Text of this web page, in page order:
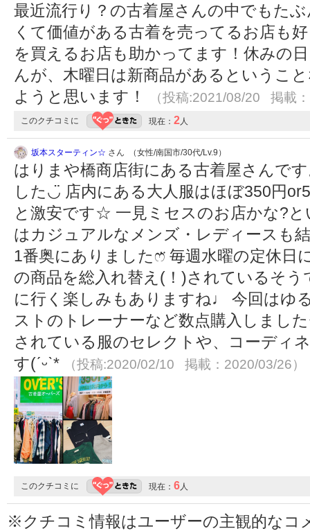
最近流行り？の古着屋さんの中でもた
くて価値がある古着を売ってるお店も
を買えるお店も助かってます！休みの
んが、木曜日は新商品があるというこ
ようと思います！
（投稿:2021/08/20 掲載
このクチコミに 現在： 2 人
坂本スターティン☆ さん （女性/南国市/30代/Lv.9）
はりまや橋商店街にある古着屋さんで
した︎︎◡̈︎ 店内にある大人服はほぼ350円
と激安です☆ 一見ミセスのお店かな?
はカジュアルなメンズ・レディースも
1番奥にありましたෆ̈ 毎週水曜の定休日
の商品を総入れ替え(！)されているそ
に行く楽しみもありますね♩ 今回はゆ
ストのトレーナーなど数点購入しまし
されている服のセレクトや、コーディ
す(ˊᵕˋ*
（投稿:2020/02/10 掲載：2020/03/26）
このクチコミに 現在： 6 人
※クチコミ情報はユーザーの主観的なコ